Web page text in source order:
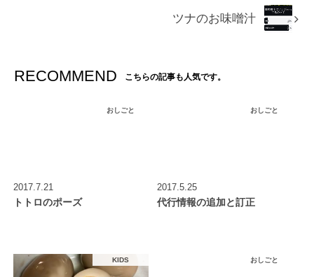
ツナのお味噌汁
RECOMMEND こちらの記事も人気です。
おしごと
2017.7.21
トトロのポーズ
おしごと
2017.5.25
代行情報の追加と訂正
KIDS おしごと